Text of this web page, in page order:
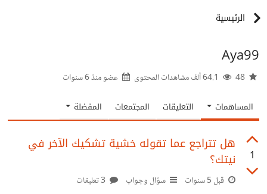
الرئيسية
Aya99
عضو منذ6 سنوات
المساهمات التعليقات المجتمعات المفضلة
1
هل تتراجع عما تقوله خشية تشكيك الآخر في
نيتك؟
قبل 5 سنوات سؤال وجواب